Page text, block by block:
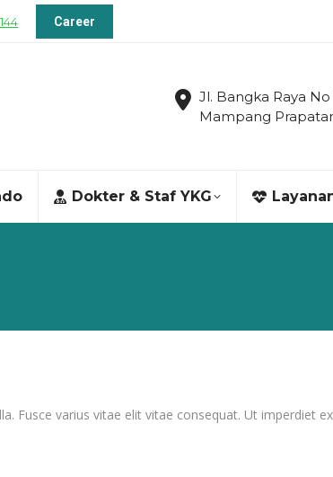
Career
Jl. Bangka Raya No
Mampang
Dokter & Staf YKG
Fusce varius vitae elit vitae consequat. Ut imperdiet